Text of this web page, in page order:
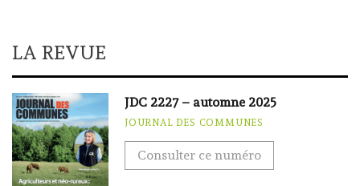
LA REVUE
JDC 2227 – automne 2025
JOURNAL DES COMMUNES
Consulter ce numéro